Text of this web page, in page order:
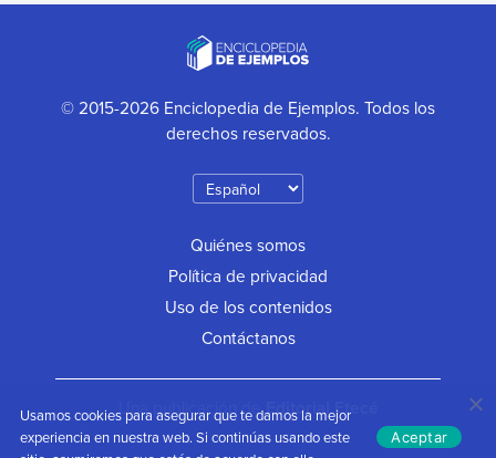
© 2015-2026 Enciclopedia de Ejemplos. Todos los
derechos reservados.
Quiénes somos
Política de privacidad
Uso de los contenidos
Contáctanos
Una publicación deEditorial Etecé
Usamos cookies para asegurar que te damos la mejor
experiencia en nuestra web. Si continúas usando este
Aceptar